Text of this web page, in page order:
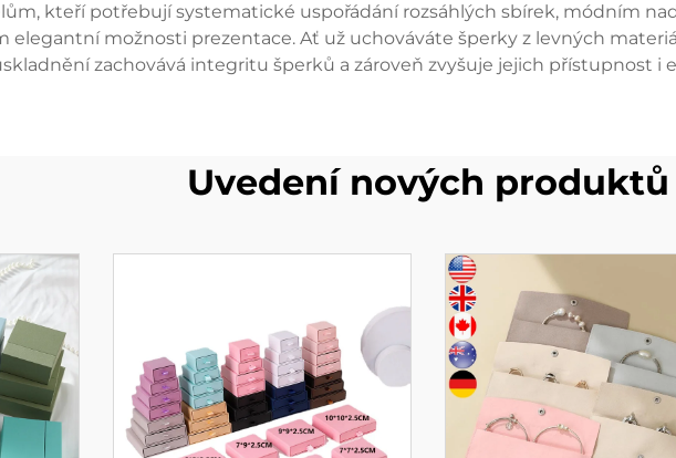
kteří potřebují systematické uspořádání rozsáhlých sbírek, módním
elegantní možnosti prezentace. Ať už uchováváte šperky z levných
zachovává integritu šperků a zároveň zvyšuje jejich přístupnost
Uvedení nových produktů